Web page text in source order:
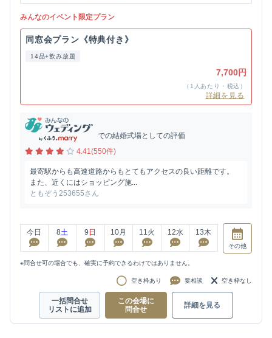
みんなのイベント限定プラン
同窓会プラン《特典付き》
14品+飲み放題
7,700円
（1人あたり・税込）
詳細を見る
での結婚式場としての評価
4.41(550件)
最寄駅からも高速道路からもとてもアクセスの良い距離です。
また、近くにはショッピング施...
ともぞう253655さん
今日 8土 9 日 10月 11火 12水 13木
その他
※問合せ可の場合でも、確実に予約できるわけではありません。
空き枠あり 要相談 空き枠なし
一括問合せ
リストに追加
この会場に
問合せ
詳細を見る